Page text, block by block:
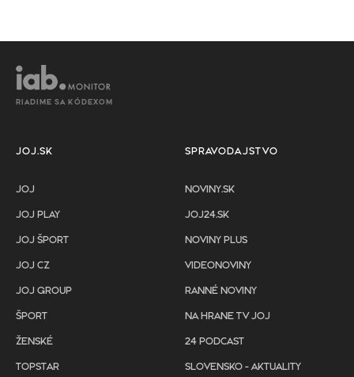
RIADIME SA KÓDEXOM
JOJ.SK
JOJ
JOJ PLAY
JOJ ŠPORT
JOJ CZ
JOJ GROUP
ŠPORT
ŽENSKÉ
TOPSTAR
SPRAVODAJSTVO
NOVINY.SK
JOJ24.SK
NOVINY PLUS
VIDEONOVINY
RANNÉ NOVINY
NA HRANE TV JOJ
24 PODCAST
SLOVENSKO - AKTUALITY